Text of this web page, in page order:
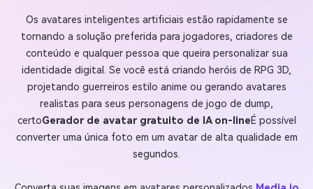
Os avatares inteligentes artificiais estão rapidamente se
tornando a solução preferida para jogadores, criadores de
conteúdo e qualquer pessoa que queira personalizar sua
identidade digital. Se você está criando heróis de RPG 3D,
projetando guerreiros estilo anime ou gerando avatares
realistas para seus personagens de jogo de dump,
certoGerador de avatar gratuito de IA on-lineÉ possível
converter uma única foto em um avatar de alta qualidade em
segundos.